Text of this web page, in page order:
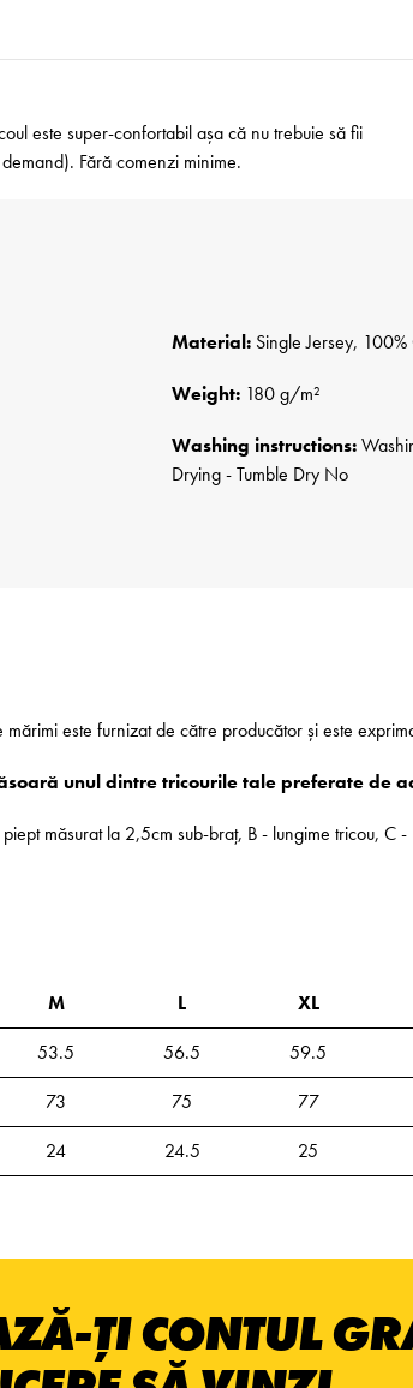
este super-confortabil așa că nu trebuie să fii
Fără comenzi minime.
Material:Single Jersey, 100%
Weight:180 g/m²
Washing instructions:
Drying - Tumble Dry No
mărimi este furnizat de către producător și este
unul dintre tricourile tale preferate de
măsurat la 2,5cm sub-braț, B - lungime tricou, C
M L XL
53.5 56.5 59.5
73 75 77
24 24.5 25
ȚI CONTUL